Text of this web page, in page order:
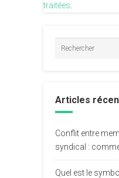
traitées
Articles
Conflit entre
syndical :
Quel est le